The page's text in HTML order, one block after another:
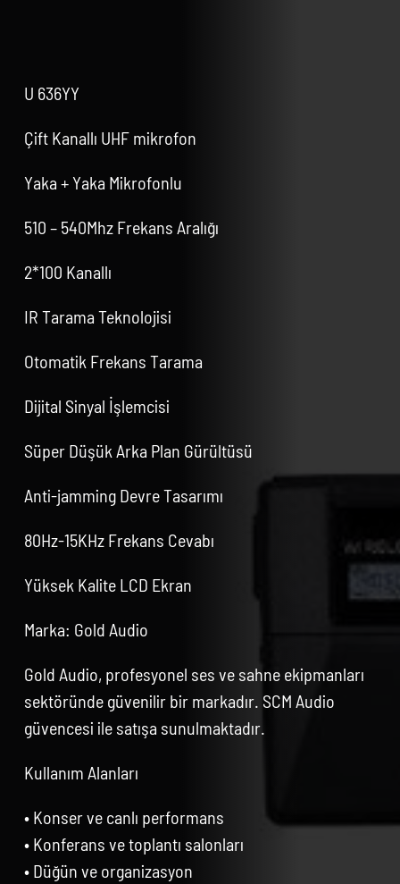
U 636YY
Çift Kanallı UHF mikrofon
Yaka + Yaka Mikrofonlu
510 – 540Mhz Frekans Aralığı
2*100 Kanallı
IR Tarama Teknolojisi
Otomatik Frekans Tarama
Dijital Sinyal İşlemcisi
Süper Düşük Arka Plan Gürültüsü
Anti-jamming Devre Tasarımı
80Hz-15KHz Frekans Cevabı
Yüksek Kalite LCD Ekran
Marka: Gold Audio
Gold Audio, profesyonel ses ve sahne ekipmanları
sektöründe güvenilir bir markadır. SCM Audio
güvencesi ile satışa sunulmaktadır.
Kullanım Alanları
• Konser ve canlı performans
• Konferans ve toplantı salonları
• Düğün ve organizasyon